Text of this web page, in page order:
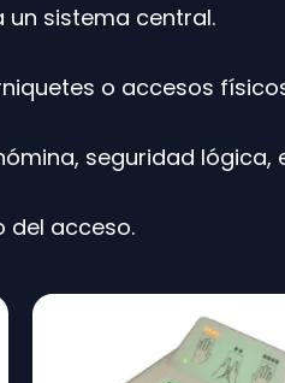
sistema central.
o accesos
seguridad lógica,
del acceso.